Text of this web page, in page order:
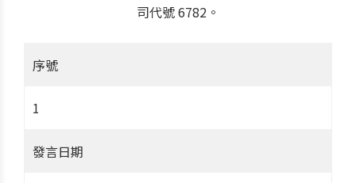
司代號 6782。
序號
1
發言日期